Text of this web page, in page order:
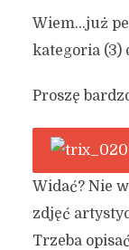
Wiem…już
kategoria (3)
Proszę
Widać? Nie
zdjęć
Trzeba